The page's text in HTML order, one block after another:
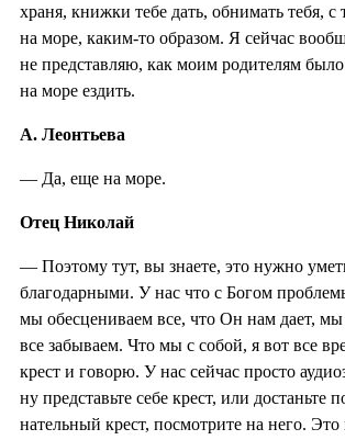
храня, книжки тебе дать, обнимать тебя, с
на море, каким-то образом. Я сейчас
не представляю, как моим родителям
на море ездить.
А. Леонтьева
— Да, еще на море.
Отец Николай
— Поэтому тут, вы знаете, это нужно
благодарными. У нас что с Богом
мы обесцениваем все, что Он нам дает,
все забываем. Что мы с собой, я вот все
крест и говорю. У нас сейчас просто
ну представьте себе крест, или достаньте
нательный крест, посмотрите на него. Это